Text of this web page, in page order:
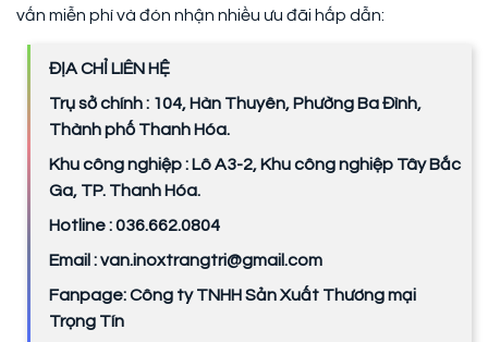
vấn miễn phí và đón nhận nhiều ưu đãi hấp dẫn:
ĐỊA CHỈ LIÊN HỆ
Trụ sở chính : 104, Hàn Thuyên, Phường Ba Đình,
Thành phố Thanh Hóa.
Khu công nghiệp : Lô A3-2, Khu công nghiệp Tây Bắc
Ga, TP. Thanh Hóa.
Hotline : 036.662.0804
Email : van.inoxtrangtri@gmail.com
Fanpage: Công ty TNHH Sản Xuất Thương mại
Trọng Tín